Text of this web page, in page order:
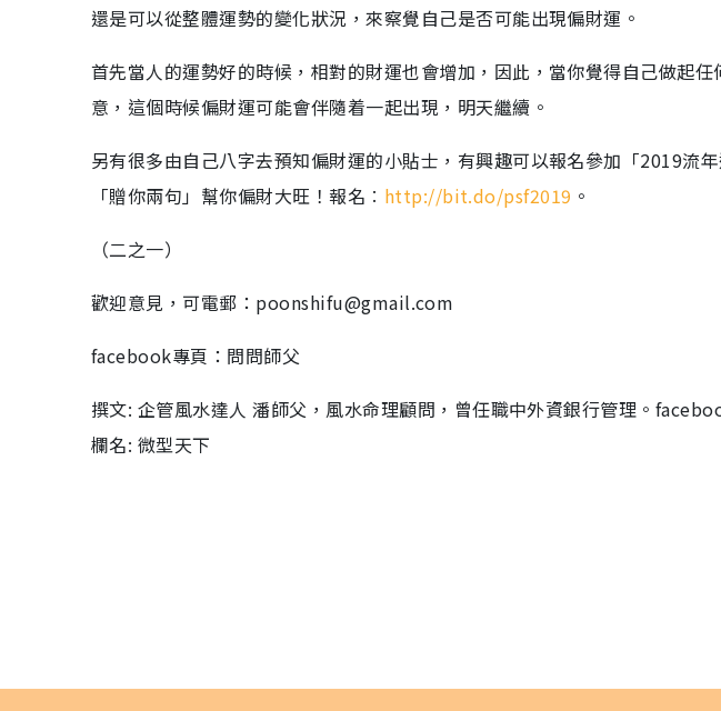
還是可以從整體運勢的變化狀況，來察覺自己是否可能出現偏財運。
首先當人的運勢好的時候，相對的財運也會增加，因此，當你覺得自己做起
意，這個時候偏財運可能會伴隨着一起出現，明天繼續。
另有很多由自己八字去預知偏財運的小貼士，有興趣可以報名參加「2019流
「贈你兩句」幫你偏財大旺！報名︰ http://bit.do/psf2019 。
（二之一）
歡迎意見，可電郵：poonshifu@gmail.com
facebook專頁：問問師父
撰文: 企管風水達人 潘師父，風水命理顧問，曾任職中外資銀行管理。
欄名: 微型天下